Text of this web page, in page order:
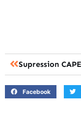
Facebook